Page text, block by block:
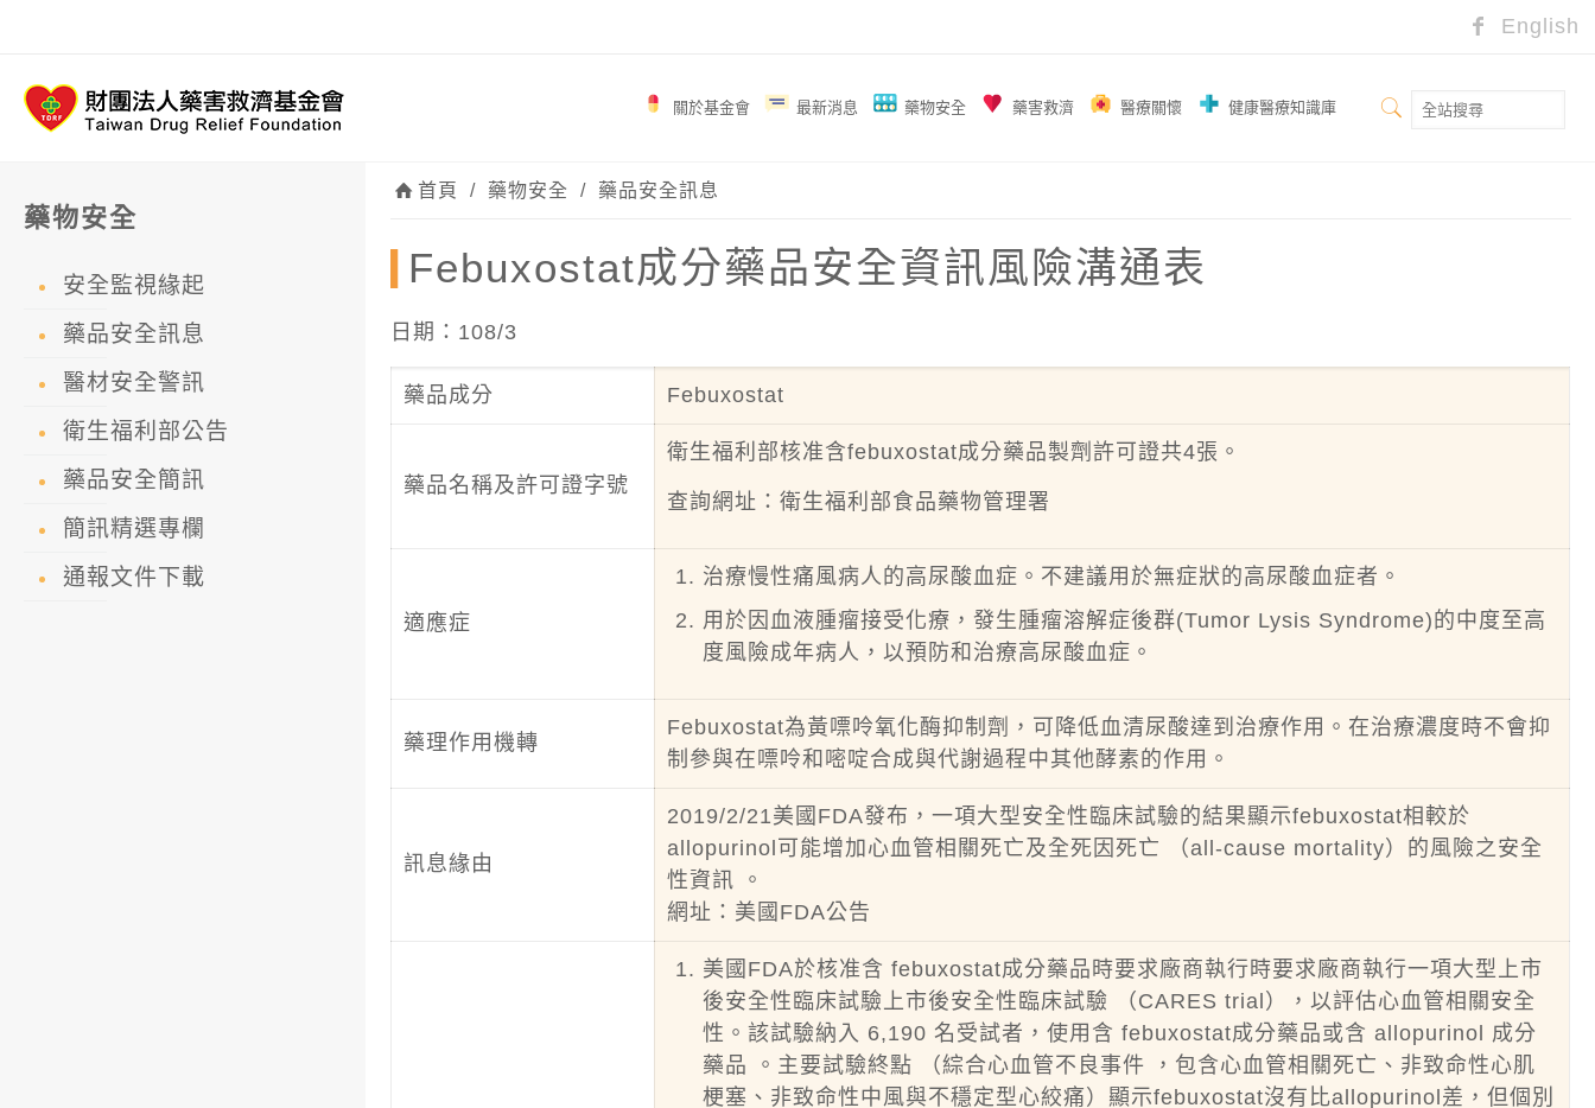
English
關於基金會 最新消息 藥物安全 藥害救濟 醫療關懷 健康醫療知識庫
首頁 / 藥物安全 / 藥品安全訊息
Febuxostat成分藥品安全資訊風險溝通表
日期：108/3
藥品成分 Febuxostat
藥品名稱及許可證字號
衛生福利部核准含febuxostat成分藥品製劑許可證共4張。
查詢網址：衛生福利部食品藥物管理署
適應症
治療慢性痛風病人的高尿酸血症。不建議用於無症狀的高尿酸血症者。
用於因血液腫瘤接受化療，發生腫瘤溶解症後群(Tumor Lysis Syndrome)的中度至高
度風險成年病人，以預防和治療高尿酸血症。
藥理作用機轉
Febuxostat為黃嘌呤氧化酶抑制劑，可降低血清尿酸達到治療作用。在治療濃度時不會抑
制參與在嘌呤和嘧啶合成與代謝過程中其他酵素的作用。
訊息緣由
2019/2/21美國FDA發布，一項大型安全性臨床試驗的結果顯示febuxostat相較於
allopurinol可能增加心血管相關死亡及全死因死亡 （all-cause mortality）的風險之安全
性資訊 。
網址： 美國FDA公告
美國FDA於核准含 febuxostat成分藥品時要求廠商執行時要求廠商執行一項大型上市
後安全性臨床試驗上市後安全性臨床試驗 （CARES trial），以評估心血管相關安全
性。該試驗納入 6,190 名受試者，使用含 febuxostat成分藥品或含 allopurinol 成分
藥品 。主要試驗終點 （綜合心血管不良事件 ，包含心血管相關死亡、非致命性心肌
梗塞、非致命性中風與不穩定型心絞痛）顯示febuxostat沒有比allopurinol差，但個別
藥物安全
安全監視緣起
藥品安全訊息
醫材安全警訊
衛生福利部公告
藥品安全簡訊
簡訊精選專欄
通報文件下載